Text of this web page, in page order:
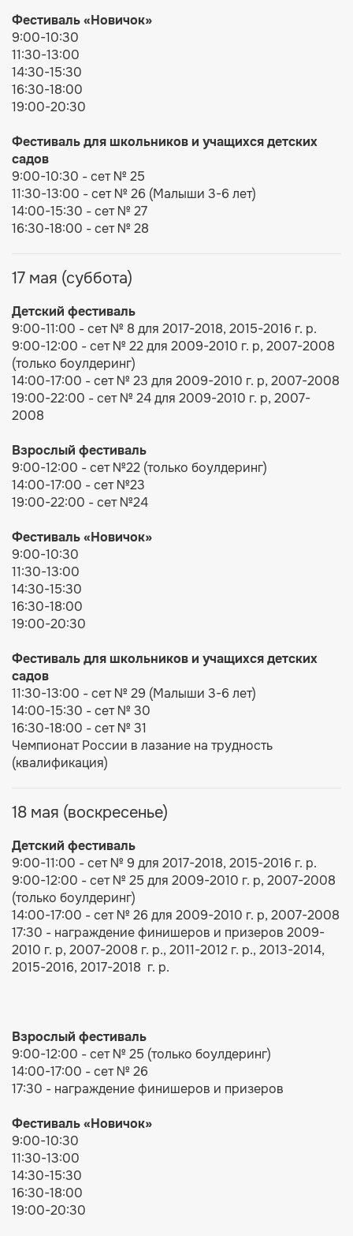
Фестиваль«Новичок»
9:00-10:30
11:30-13:00
14:30-15:30
16:30-18:00
19:00-20:30
Фестиваль для школьников и учащихся детских
садов
9:00-10:30 - сет № 25
11:30-13:00 - сет № 26 (Малыши 3-6 лет)
14:00-15:30 - сет № 27
16:30-18:00 - сет № 28
17 мая (суббота)
Детский фестиваль
9:00-11:00 - сет № 8 для 2017-2018, 2015-2016 г. р.
9:00-12:00 - сет № 22 для 2009-2010 г. р, 2007-2008
(только боулдеринг)
14:00-17:00 - сет № 23 для 2009-2010 г. р, 2007-2008
19:00-22:00 - сет № 24 для 2009-2010 г. р, 2007-
2008
Взрослый фестиваль
9:00-12:00 - сет №22 (только боулдеринг)
14:00-17:00 - сет №23
19:00-22:00 - сет №24
Фестиваль«Новичок»
9:00-10:30
11:30-13:00
14:30-15:30
16:30-18:00
19:00-20:30
Фестиваль для школьников и учащихся детских
садов
11:30-13:00 - сет № 29 (Малыши 3-6 лет)
14:00-15:30 - сет № 30
16:30-18:00 - сет № 31
Чемпионат России в лазание на трудность
(квалификация)
18 мая (воскресенье)
Детский фестиваль
9:00-11:00 - сет № 9 для 2017-2018, 2015-2016 г. р.
9:00-12:00 - сет № 25 для 2009-2010 г. р, 2007-2008
(только боулдеринг)
14:00-17:00 - сет № 26 для 2009-2010 г. р, 2007-2008
17:30 - награждение финишеров и призеров 2009-
2010 г. р, 2007-2008 г. р., 2011-2012 г. р., 2013-2014,
2015-2016, 2017-2018 г. р.
Взрослый фестиваль
9:00-12:00 - сет № 25 (только боулдеринг)
14:00-17:00 - сет № 26
17:30 - награждение финишеров и призеров
Фестиваль«Новичок»
9:00-10:30
11:30-13:00
14:30-15:30
16:30-18:00
19:00-20:30